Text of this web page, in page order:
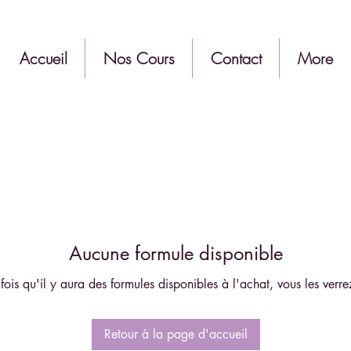
Accueil Nos Cours Contact More
Aucune formule disponible
qu'il y aura des formules disponibles à l'achat, vous les
Retour à la page d'accueil